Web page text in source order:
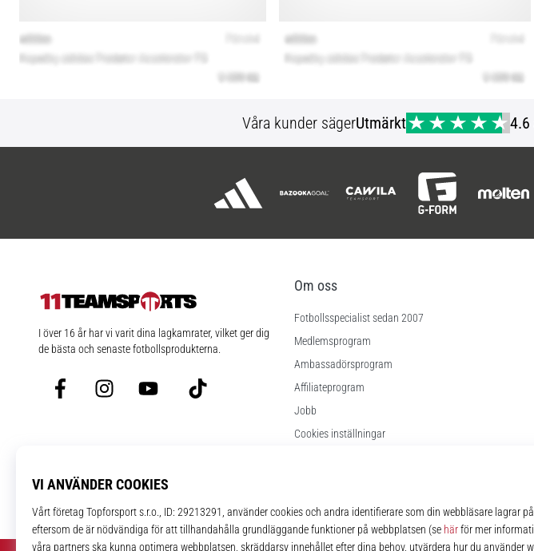
Våra kunder sägerUtmärkt 4.6
11teamsports.se
I över 16 år har vi varit dina lagkamrater, vilket ger dig
de bästa och senaste fotbollsprodukterna.
FacebookInstagramYouTubeTikTok
Om oss
Fotbollsspecialist sedan 2007
Medlemsprogram
Ambassadörsprogram
Affiliateprogram
Jobb
Cookies inställningar